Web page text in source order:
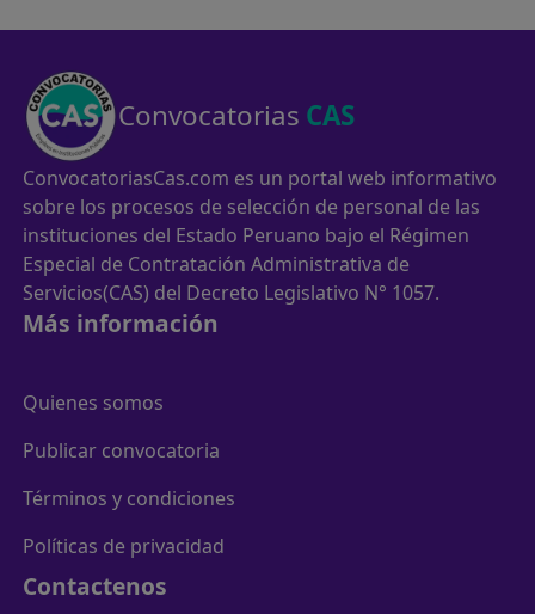
Convocatorias CAS
ConvocatoriasCas.com es un portal web informativo
sobre los procesos de selección de personal de las
instituciones del Estado Peruano bajo el Régimen
Especial de Contratación Administrativa de
Servicios(CAS) del Decreto Legislativo N° 1057.
Más información
Quienes somos
Publicar convocatoria
Términos y condiciones
Políticas de privacidad
Contactenos